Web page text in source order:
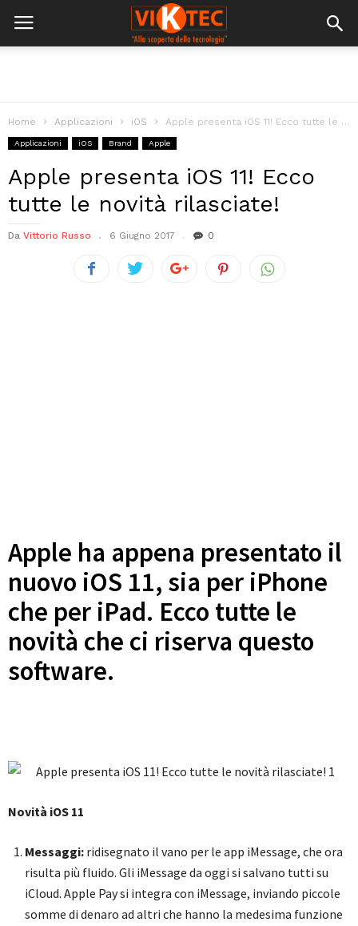
Home Applicazioni iOS Apple presenta iOS 11! Ecco tutte le novità rilasciate!
Applicazioni iOS Brand Apple
Apple presenta iOS 11! Ecco
tutte le novità rilasciate!
Da Vittorio Russo 6 Giugno 2017 0
Apple ha appena presentato il
nuovo iOS 11, sia per iPhone
che per iPad. Ecco tutte le
novità che ci riserva questo
software.
Novità iOS 11
Messaggi: ridisegnato il vano per le app iMessage, che ora
risulta più fluido. Gli iMessage da oggi si salvano tutti su
iCloud. Apple Pay si integra con iMessage, inviando piccole
somme di denaro ad altri che hanno la medesima funzione